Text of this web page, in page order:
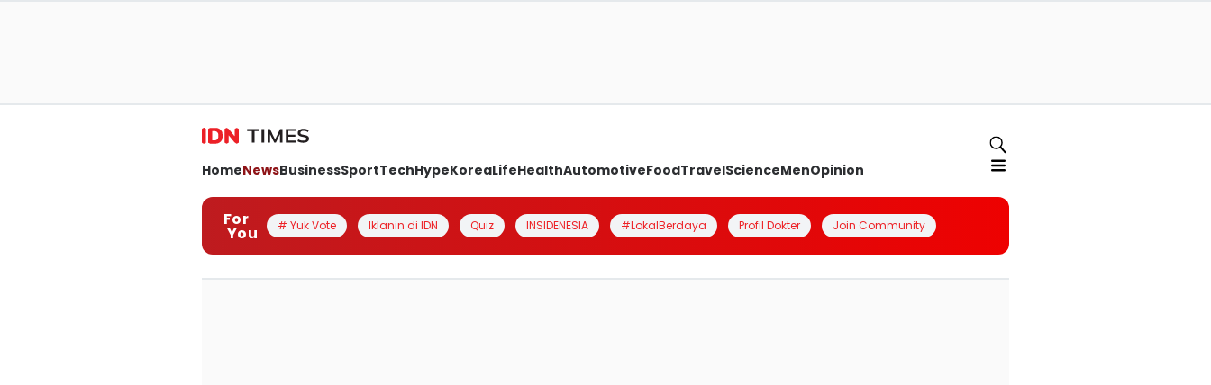
HomeNewsBusinessSportTechHypeKoreaLifeHealthAutomotiveFoodTravelScienceMenOpinion
For
You # Yuk Vote Iklanin di IDN Quiz INSIDENESIA #LokalBerdaya Profil Dokter Join Community